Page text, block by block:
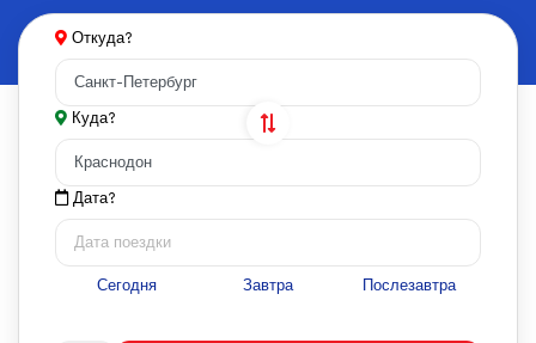
Откуда?
Куда?
Дата?
Сегодня Завтра Послезавтра